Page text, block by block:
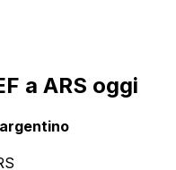
a ARS oggi